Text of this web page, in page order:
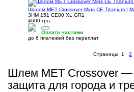
Шолом MET Crossover Mips CE Titanium |
3HM 151 CE00 XL GR1
4600 грн.
Оплата частями
до 6 платежей без переплат
Страницы: 1 2
Шлем MET Crossover —
защита для города и